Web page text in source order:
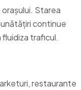
Starea
continue
traficul.
restaurante